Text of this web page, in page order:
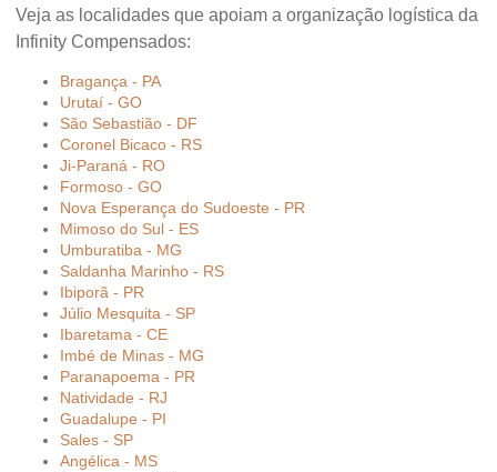
Veja as localidades que apoiam a organização logística da
Infinity Compensados:
Bragança - PA
Urutaí - GO
São Sebastião - DF
Coronel Bicaco - RS
Ji-Paraná - RO
Formoso - GO
Nova Esperança do Sudoeste - PR
Mimoso do Sul - ES
Umburatiba - MG
Saldanha Marinho - RS
Ibiporã - PR
Júlio Mesquita - SP
Ibaretama - CE
Imbé de Minas - MG
Paranapoema - PR
Natividade - RJ
Guadalupe - PI
Sales - SP
Angélica - MS